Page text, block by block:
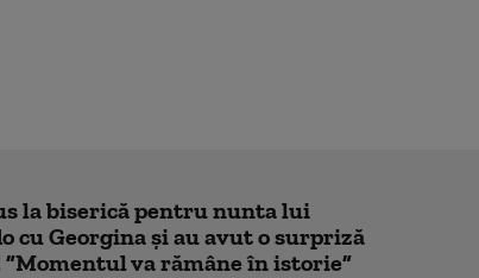
la biserică pentru nunta lui
cu Georgina și au avut o surpriză
”Momentul va rămâne în istorie”